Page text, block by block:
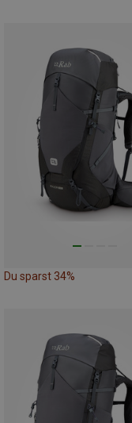
Du sparst 34%